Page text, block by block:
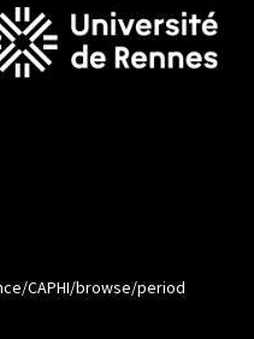
CAPHI/browse/period